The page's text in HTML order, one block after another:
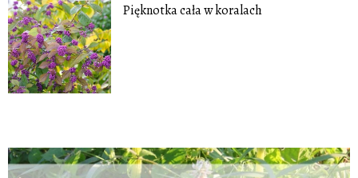
Pięknotka cała w koralach